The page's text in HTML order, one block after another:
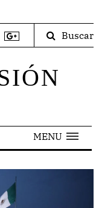
Buscar
MENU